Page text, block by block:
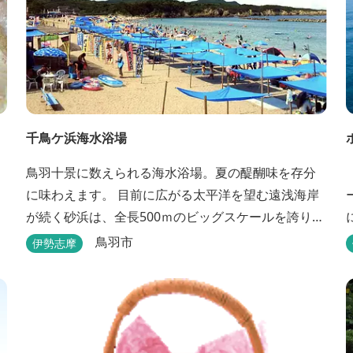
千鳥ケ浜海水浴場
鳥羽十景に数えられる海水浴場。夏の醍醐味を存分
に味わえます。 目前に広がる太平洋を望む遠浅海岸
が続く砂浜は、全長500ｍのビッグスケールを誇りま
す。 海水浴場について 【トイレ】 ２ヶ所 無料
【駐車場】※雨の日は開設しません。 約300台 有
料 乗用車1000円 マイクロバス1500円 大型バ
伊勢志摩 鳥羽市